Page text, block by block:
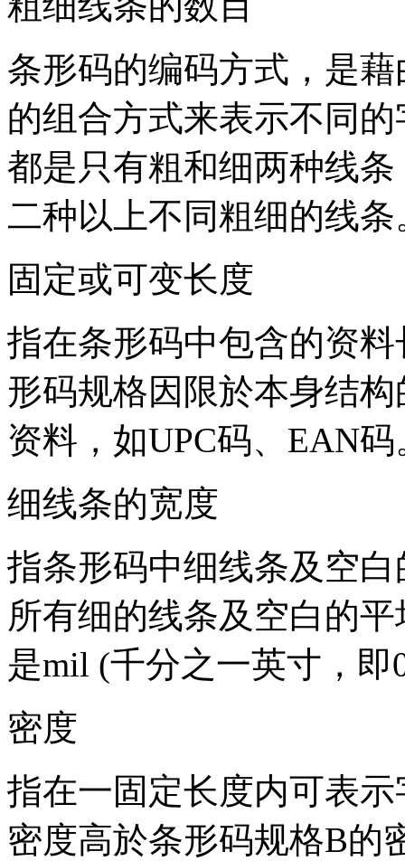
条形码的编码方式，是
的组合方式来表示不同
都是只有粗和细两种线
二种以上不同粗细的线条
固定或可变长度
指在条形码中包含的资
形码规格因限於本身结
资料，如UPC码、EAN码
细线条的宽度
指条形码中细线条及空
所有细的线条及空白的
是mil (千分之一英寸，即
密度
指在一固定长度内可表
密度高於条形码规格B的